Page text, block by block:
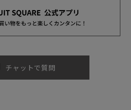
チャットで質問